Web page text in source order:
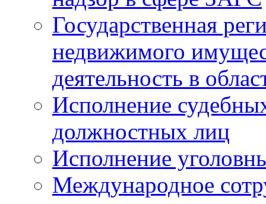
Государственная
недвижимого
деятельность в
Исполнение
должностных лиц
Исполнение
Международное